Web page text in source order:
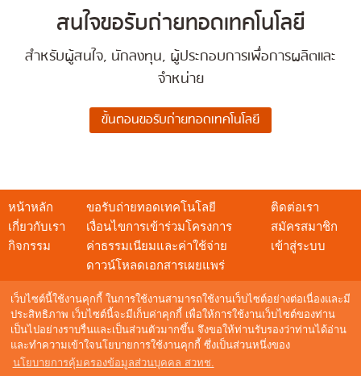
เว็บไซต์นี้ใช้งานคุกกี้ ในการใช้งานสามารถใช้งานเว็บไซต์อย่างต่อเนื่องและมี
ประสิทธิภาพ เว็บไซต์นี้จะมีเก็บค่าคุกกี้ เพื่อให้การใช้งานเว็บไซต์ของท่าน
เป็นไปอย่างราบรื่นและเป็นส่วนตัวมากขึ้น จึงขอให้ท่านรับรองว่าท่านได้อ่าน
และทำความเข้าใจนโยบายการใช้งานคุกกี้ ซึ่งเป็นส่วนหนึ่งของ
นโยบายการคุ้มครองข้อมูลส่วนบุคคล สวทช.
สนใจขอรับถ่ายทอดเทคโนโลยี
สำหรับผู้สนใจ, นักลงทุน, ผู้ประกอบการเพื่อการผลิตและ
จำหน่าย
หน้าหลัก
เกี่ยวกับเรา
กิจกรรม
ขอรับถ่ายทอดเทคโนโลยี
เงื่อนไขการเข้าร่วมโครงการ
ค่าธรรมเนียมและค่าใช้จ่าย
ดาวน์โหลดเอกสารเผยแพร่
ติดต่อเรา
สมัครสมาชิก
เข้าสู่ระบบ
สอบถามข้อมูล
อีเมล :techshow@nstda.or.th